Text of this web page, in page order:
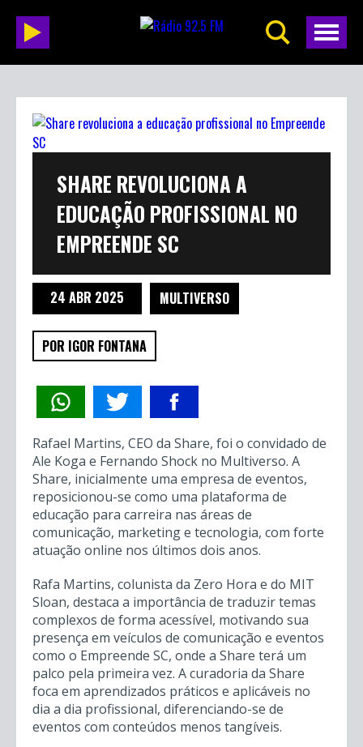
SHARE REVOLUCIONA A
EDUCAÇÃO PROFISSIONAL NO
EMPREENDE SC
24 ABR 2025 MULTIVERSO
POR IGOR FONTANA
Rafael Martins, CEO da Share, foi o convidado de
Ale Koga e Fernando Shock no Multiverso. A
Share, inicialmente uma empresa de eventos,
reposicionou-se como uma plataforma de
educação para carreira nas áreas de
comunicação, marketing e tecnologia, com forte
atuação online nos últimos dois anos.
Rafa Martins, colunista da Zero Hora e do MIT
Sloan, destaca a importância de traduzir temas
complexos de forma acessível, motivando sua
presença em veículos de comunicação e eventos
como o Empreende SC, onde a Share terá um
palco pela primeira vez. A curadoria da Share
foca em aprendizados práticos e aplicáveis no
dia a dia profissional, diferenciando-se de
eventos com conteúdos menos tangíveis.